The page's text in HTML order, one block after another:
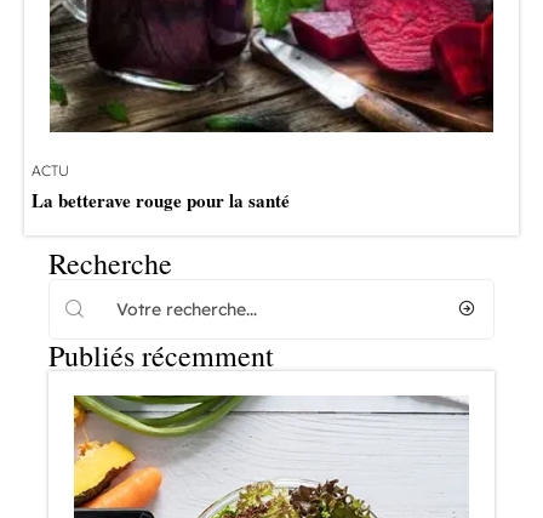
ACTU
La betterave rouge pour la santé
Recherche
Publiés récemment